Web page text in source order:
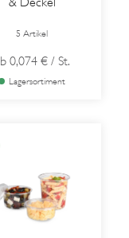
5 Artikel
0,074 € / St.
Lagersortiment